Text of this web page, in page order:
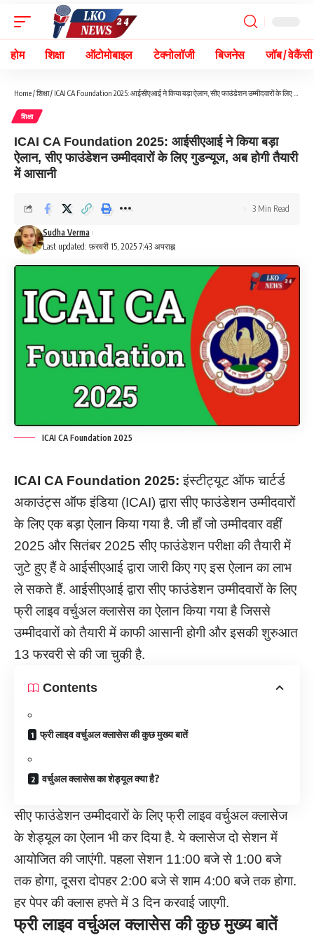
होम शिक्षा ऑटोमोबाइल टेक्नोलॉजी बिजनेस जॉब / वेकैंसी
Home/शिक्षा/ ICAI CA Foundation 2025: आईसीएआई ने किया बड़ा ऐलान, सीए फाउंडेशन उम्मीदवारों के लिए गुडन्यूज, अब होगी तैयारी में आसानी
शिक्षा
ICAI CA Foundation 2025: आईसीएआई ने किया बड़ा
ऐलान, सीए फाउंडेशन उम्मीदवारों के लिए गुडन्यूज, अब होगी तैयारी
में आसानी
Last updated: फ़रवरी 15, 2025 7:43 अपराह्न
Sudha Verma
3 Min Read
ICAI CA Foundation 2025
ICAI CA Foundation 2025: इंस्टीट्यूट ऑफ चार्टर्ड
अकाउंट्स ऑफ इंडिया (ICAI) द्वारा सीए फाउंडेशन उम्मीदवारों
के लिए एक बड़ा ऐलान किया गया है. जी हाँ जो उम्मीदवार वहीं
2025 और सितंबर 2025 सीए फाउंडेशन परीक्षा की तैयारी में
जुटे हुए हैं वे आईसीएआई द्वारा जारी किए गए इस ऐलान का लाभ
ले सकते हैं. आईसीएआई द्वारा सीए फाउंडेशन उम्मीदवारों के लिए
फ्री लाइव वर्चुअल क्लासेस का ऐलान किया गया है जिससे
उम्मीदवारों को तैयारी में काफी आसानी होगी और इसकी शुरुआत
13 फरवरी से की जा चुकी है.
Contents
फ्री लाइव वर्चुअल क्लासेस की कुछ मुख्य बातें
वर्चुअल क्लासेस का शेड्यूल क्या है?
सीए फाउंडेशन उम्मीदवारों के लिए फ्री लाइव वर्चुअल क्लासेज
के शेड्यूल का ऐलान भी कर दिया है. ये क्लासेज दो सेशन में
आयोजित की जाएंगी. पहला सेशन 11:00 बजे से 1:00 बजे
तक होगा, दूसरा दोपहर 2:00 बजे से शाम 4:00 बजे तक होगा.
हर पेपर की क्लास हफ्ते में 3 दिन करवाई जाएगी.
फ्री लाइव वर्चुअल क्लासेस की कुछ मुख्य बातें